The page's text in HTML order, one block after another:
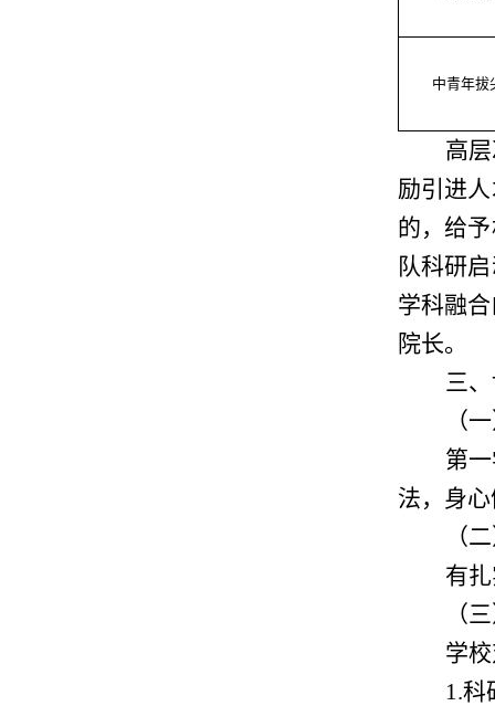
中青年拔
高
励引进
的，给
队科研
学科融
院长。
三
（一
第
法，身
（
有
（三
学
1.科